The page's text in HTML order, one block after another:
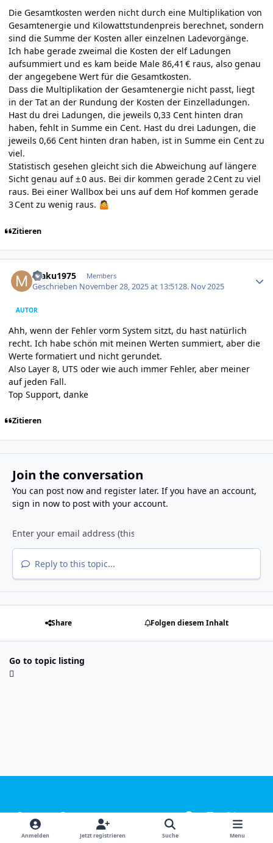
Die Gesamtkosten werden nicht durch eine Multiplikation von
Gesamtenergie und Kilowattstundenpreis berechnet, sondern
sind die Summe der Kosten aller einzelnen Ladevorgänge.
Ich habe gerade zweimal die Kosten der elf Ladungen
aufsummiert und es kam beide Male 86,41 € raus, also genau
der angegebene Wert für die Gesamtkosten.
Dass die Multiplikation der Gesamtenergie nicht passt, liegt
in der Tat an der Rundung der Kosten der Einzelladungen.
Hast du drei Ladungen, die jeweils 0,33 Cent hinten dran
haben, fehlt in Summe ein Cent. Hast du drei Ladungen, die
jeweils 0,66 Cent hinten dran haben, ist in Summe ein Cent zu
viel.
Statistisch gesehen gleicht sich die Abweichung auf längere
Sicht genau auf ± 0 aus. Bei dir kommen gerade 2 Cent zu viel
raus. Bei einer Wallbox bei uns auf dem Hof kommen gerade
3 Cent zu wenig raus. 🤷
Zitieren
maku1975 Members
Geschrieben November 28, 2025 at 13:5128. Nov 2025
AUTOR
Ahh, wenn der Fehler vorm System sitzt, du hast natürlich
recht. Ich habe schön mit meinen Werten summiert, aber die
Werte formatiert und nicht gerundet.
Also Layer 8, UTS oder wie auch immer Fehler, aber meiner
auf jeden Fall.
Top Support, danke
Zitieren
Join the conversation
You can post now and register later. If you have an account,
sign in nowto post with your account.
Reply to this topic...
Share Folgen diesem Inhalt
Go to topic listing
Light ModeDark ModeSystem Preference
f
i
x
y
o
Sprachen Design Datenschutzerklärung Kontakt
Anmelden Jetzt registrieren Suche Menu